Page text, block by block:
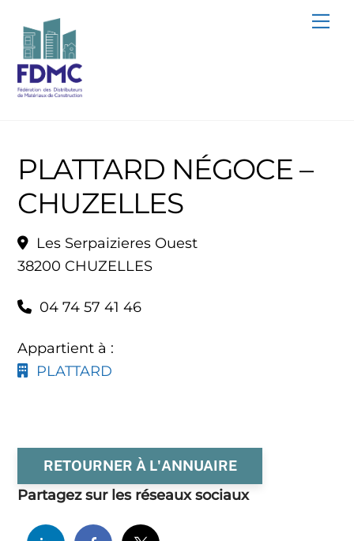
content
PLATTARD NÉGOCE –
CHUZELLES
Les Serpaizieres Ouest
38200 CHUZELLES
04 74 57 41 46
Appartient à :
PLATTARD
RETOURNER À L'ANNUAIRE
Partagez sur les réseaux sociaux